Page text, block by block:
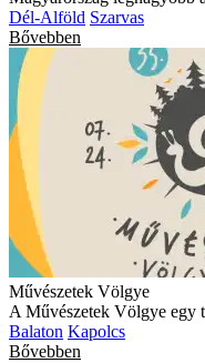
Dél-Alföld Szarvas
Bővebben
Művészetek Völgye
A Művészetek Völgye egy
Balaton Kapolcs
Bővebben